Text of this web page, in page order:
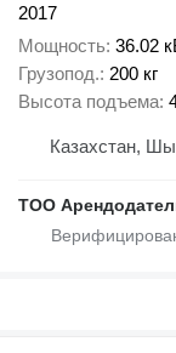
2017
Мощность 36.02
Грузопод. 200 кг
Высота подъема
Казахстан,
ТОО